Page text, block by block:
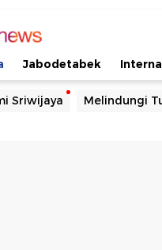
Jabodetabek
Sriwijaya Melindungi